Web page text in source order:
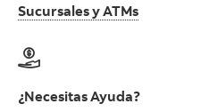
Sucursales y ATMs
¿Necesitas Ayuda?